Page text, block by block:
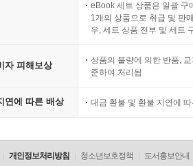
eBook 세트 상품은 일괄 구
1개의 상품으로 취급 및 판
우, 세트 상품 전부 및 세트
자 피해보상
상품의 불량에 의한 반품,
준하여 처리됨
연에 따른 배상 대금 환불 및 환불 지연에
개인정보처리방침 청소년보호정책 도서홍보안내